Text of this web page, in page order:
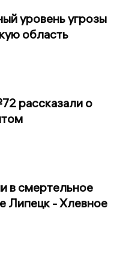
уровень угрозы
область
рассказали о
в смертельное
Липецк - Хлевное